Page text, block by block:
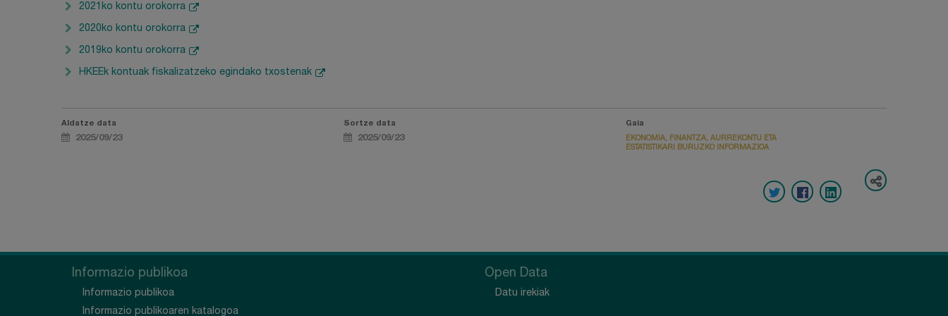
2021ko kontu orokorra
2020ko kontu orokorra
2019ko kontu orokorra
HKEEk kontuak fiskalizatzeko egindako txostenak
Aldatze data
2025/09/23
Sortze data
2025/09/23
Gaia
EKONOMIA, FINANTZA, AURREKONTU ETA
ESTATISTIKARI BURUZKO INFORMAZIOA
Informazio publikoa
Informazio publikoa
Informazio publikoaren katalogoa
Open Data
Datu irekiak